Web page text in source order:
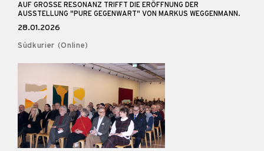
AUF GROSSE RESONANZ TRIFFT DIE ERÖFFNUNG DER A
USSTELLUNG "PURE GEGENWART" VON MARKUS WEGGENMANN.
28.01.2026
Südkurier (Online)